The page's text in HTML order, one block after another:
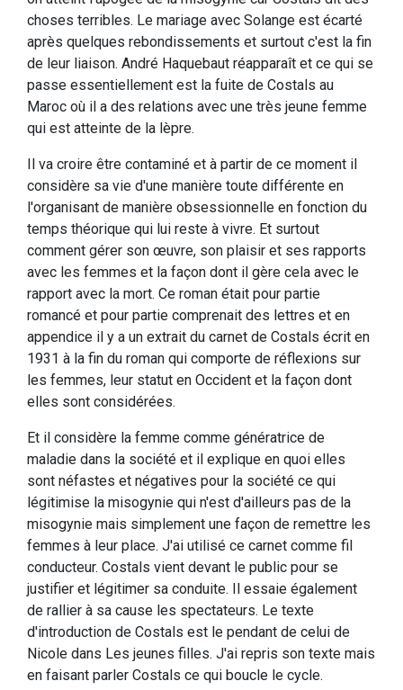
choses terribles. Le mariage avec Solange est écarté
après quelques rebondissements et surtout c'est la fin
de leur liaison. André Haquebaut réapparaît et ce qui se
passe essentiellement est la fuite de Costals au
Maroc où il a des relations avec une très jeune femme
qui est atteinte de la lèpre.
Il va croire être contaminé et à partir de ce moment il
considère sa vie d'une manière toute différente en
l'organisant de manière obsessionnelle en fonction du
temps théorique qui lui reste à vivre. Et surtout
comment gérer son œuvre, son plaisir et ses rapports
avec les femmes et la façon dont il gère cela avec le
rapport avec la mort. Ce roman était pour partie
romancé et pour partie comprenait des lettres et en
appendice il y a un extrait du carnet de Costals écrit en
1931 à la fin du roman qui comporte de réflexions sur
les femmes, leur statut en Occident et la façon dont
elles sont considérées.
Et il considère la femme comme génératrice de
maladie dans la société et il explique en quoi elles
sont néfastes et négatives pour la société ce qui
légitimise la misogynie qui n'est d'ailleurs pas de la
misogynie mais simplement une façon de remettre les
femmes à leur place. J'ai utilisé ce carnet comme fil
conducteur. Costals vient devant le public pour se
justifier et légitimer sa conduite. Il essaie également
de rallier à sa cause les spectateurs. Le texte
d'introduction de Costals est le pendant de celui de
Nicole dans Les jeunes filles. J'ai repris son texte mais
en faisant parler Costals ce qui boucle le cycle.